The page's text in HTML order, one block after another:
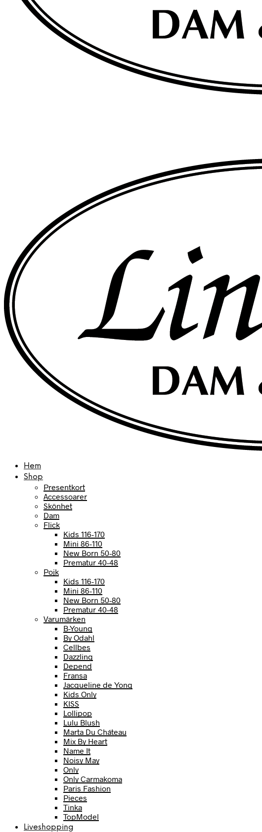
Hem
Shop
Presentkort
Accessoarer
Skönhet
Dam
Flick
Kids 116-170
Mini 86-110
New Born 50-80
Prematur 40-48
Pojk
Kids 116-170
Mini 86-110
New Born 50-80
Prematur 40-48
Varumärken
B-Young
By Odahl
Cellbes
Dazzling
Depend
Fransa
Jacqueline de Yong
Kids Only
KISS
Lollipop
Lulu Blush
Marta Du Cháteau
Mix By Heart
Name It
Noisy May
Only
Only Carmakoma
Paris Fashion
Pieces
Tinka
TopModel
Trofé
Liveshopping